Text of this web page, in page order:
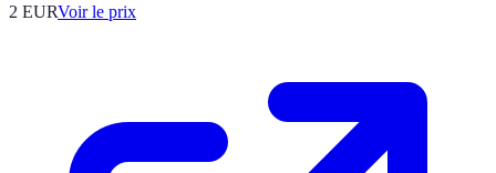
2 EURVoir le prix